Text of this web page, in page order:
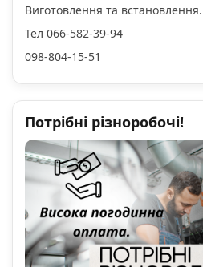
Виготовлення та встановлення.
Тел 066-582-39-94
098-804-15-51
Потрібні різноробочі!